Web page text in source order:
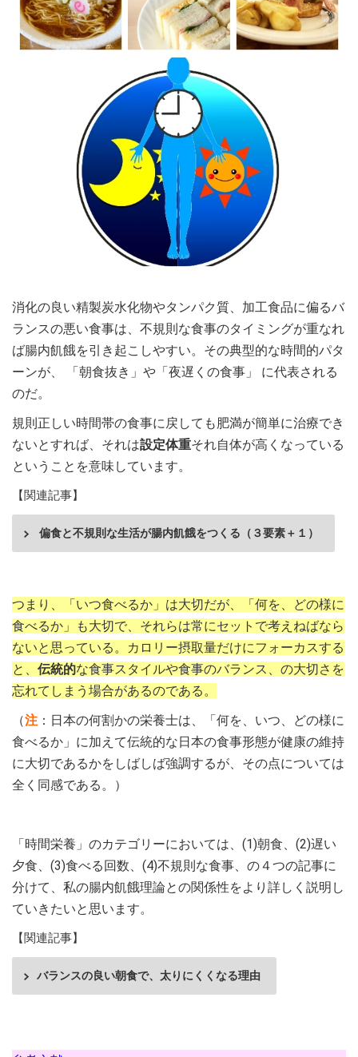
消化の良い精製炭水化物やタンパク質、加工食品に偏るバ
ランスの悪い食事は、不規則な食事のタイミングが重なれ
ば腸内飢餓を引き起こしやすい。その典型的な時間的パタ
ーンが、 「朝食抜き」や「夜遅くの食事」 に代表される
のだ。
規則正しい時間帯の食事に戻しても肥満が簡単に治療でき
ないとすれば、それは設定体重それ自体が高くなっている
ということを意味しています。
【関連記事】
偏食と不規則な生活が腸内飢餓をつくる（３要素＋１）
つまり、「いつ食べるか」は大切だが、「何を、どの様に
食べるか」も大切で、それらは常にセットで考えねばなら
ないと思っている。カロリー摂取量だけにフォーカスする
と、 伝統的な食事スタイルや食事のバランス、の大切さを
忘れてしまう場合があるのである。
（注 ：日本の何割かの栄養士は、「何を、いつ、どの様に
食べるか」に加えて伝統的な日本の食事形態が健康の維持
に大切であるかをしばしば強調するが、その点については
全く同感である。）
「時間栄養」のカテゴリーにおいては、(1)朝食、(2)遅い
夕食、(3)食べる回数、(4)不規則な食事、の４つの記事に
分けて、私の腸内飢餓理論との関係性をより詳しく説明し
ていきたいと思います。
【関連記事】
バランスの良い朝食で、太りにくくなる理由